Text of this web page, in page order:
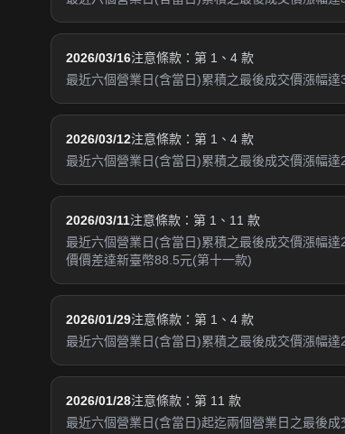
2026/03/16注意條款：第 1、4 款
最近六個營業日(含當日)累積之最後成交價漲幅
2026/03/12注意條款：第 1、4 款
最近六個營業日(含當日)累積之最後成交價漲幅
2026/03/11注意條款：第 1、11 款
最近六個營業日(含當日)累積之最後成交價漲幅
價價差達新臺幣88.5元(第十一款)
2026/01/29注意條款：第 1、4 款
最近六個營業日(含當日)累積之最後成交價漲幅
2026/01/28注意條款：第 11 款
最近六個營業日(含當日)起迄兩個營業日之最後